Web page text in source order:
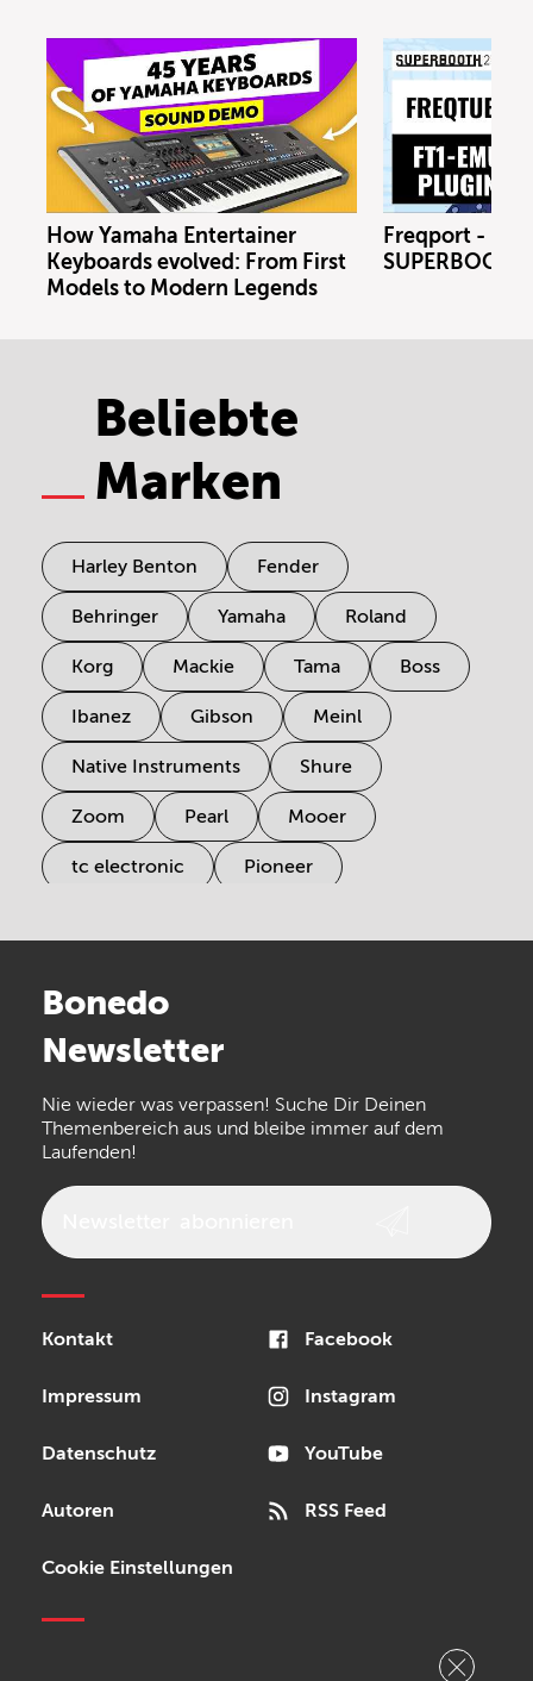
How Yamaha Entertainer
Keyboards evolved: From First
Models to Modern Legends
Freqport -
Beliebte
Marken
Harley Benton Fender
Behringer Yamaha Roland
Korg Mackie Tama Boss
Ibanez Gibson Meinl
Native Instruments Shure
Zoom Pearl Mooer
tc electronic Pioneer
Arturia
the t.bone
Walrus Audio Epiphone
Bonedo
Newsletter
Nie wieder was verpassen! Suche Dir Deinen
Themenbereich aus und bleibe immer auf dem
Laufenden!
Kontakt
Impressum
Datenschutz
Autoren
Cookie Einstellungen
Facebook
Instagram
YouTube
RSS Feed